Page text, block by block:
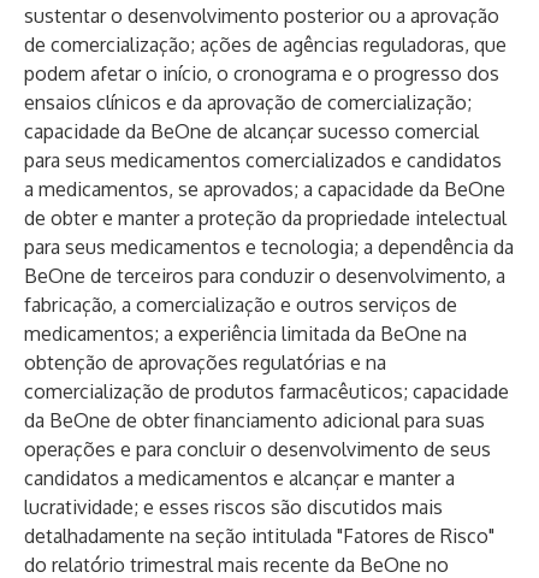
sustentar o desenvolvimento posterior ou a aprovação
de comercialização; ações de agências reguladoras, que
podem afetar o início, o cronograma e o progresso dos
ensaios clínicos e da aprovação de comercialização;
capacidade da BeOne de alcançar sucesso comercial
para seus medicamentos comercializados e candidatos
a medicamentos, se aprovados; a capacidade da BeOne
de obter e manter a proteção da propriedade intelectual
para seus medicamentos e tecnologia; a dependência da
BeOne de terceiros para conduzir o desenvolvimento, a
fabricação, a comercialização e outros serviços de
medicamentos; a experiência limitada da BeOne na
obtenção de aprovações regulatórias e na
comercialização de produtos farmacêuticos; capacidade
da BeOne de obter financiamento adicional para suas
operações e para concluir o desenvolvimento de seus
candidatos a medicamentos e alcançar e manter a
lucratividade; e esses riscos são discutidos mais
detalhadamente na seção intitulada "Fatores de Risco"
do relatório trimestral mais recente da BeOne no